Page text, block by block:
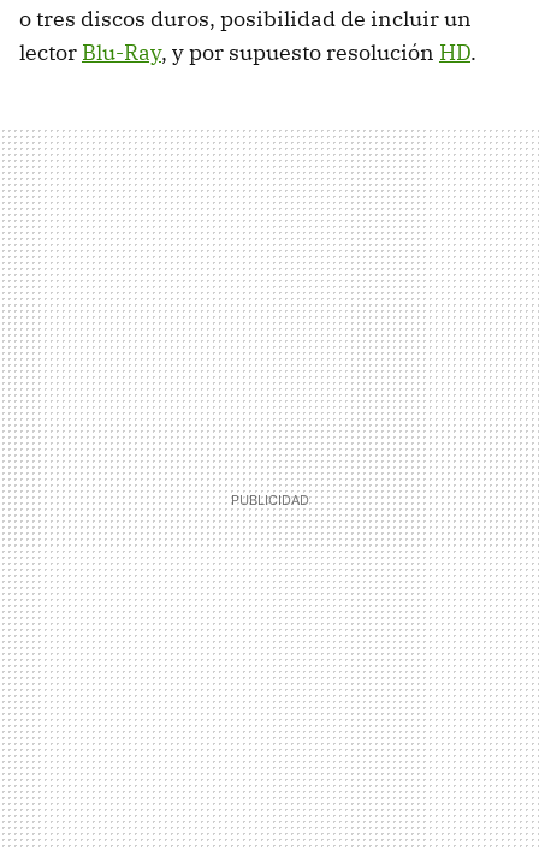
o tres discos duros, posibilidad de incluir un
lector Blu-Ray, y por supuesto resolución HD.